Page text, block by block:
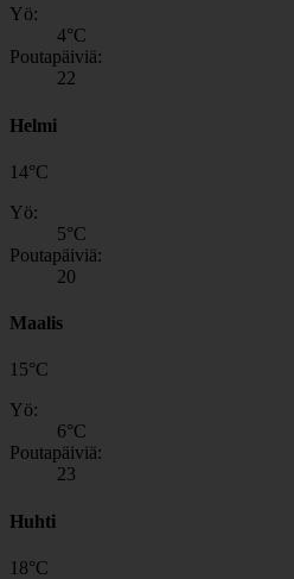
Yö:
4°C
Poutapäiviä:
22
Helmi
14°C
Yö:
5°C
Poutapäiviä:
20
Maalis
15°C
Yö:
6°C
Poutapäiviä:
23
Huhti
18°C